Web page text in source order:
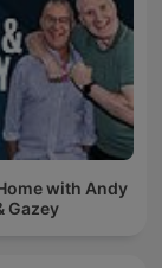
with Andy
Gazey